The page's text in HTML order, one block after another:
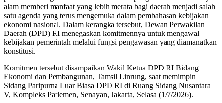
alam memberi manfaat yang lebih merata bagi daerah menjadi salah
satu agenda yang terus mengemuka dalam pembahasan kebijakan
ekonomi nasional. Dalam kerangka tersebut, Dewan Perwakilan
Daerah (DPD) RI menegaskan komitmennya untuk mengawal
kebijakan pemerintah melalui fungsi pengawasan yang diamanatkan
konstitusi.
Komitmen tersebut disampaikan Wakil Ketua DPD RI Bidang
Ekonomi dan Pembangunan, Tamsil Linrung, saat memimpin
Sidang Paripurna Luar Biasa DPD RI di Ruang Sidang Nusantara
V, Kompleks Parlemen, Senayan, Jakarta, Selasa (1/7/2026).